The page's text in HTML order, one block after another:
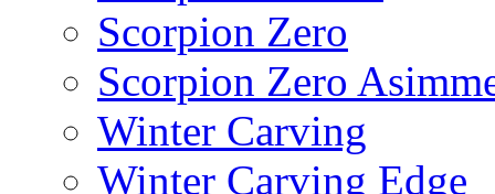
Scorpion Zero
Scorpion Zero
Winter Carving
Winter Carving Edge